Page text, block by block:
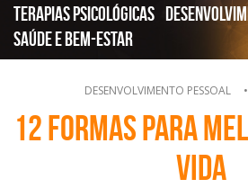
Terapias Psicológicas
Saúde e Bem-Estar
DESENVOLVIMENTO PESSOAL •
12 formas para
vida